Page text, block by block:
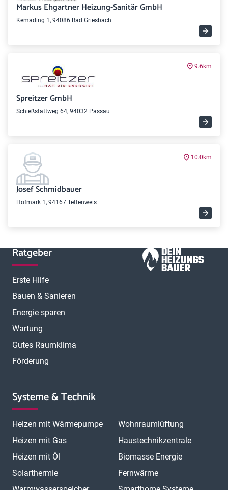
Markus Ehgartner Heizung-Sanitär GmbH
Kemading 1, 94086 Bad Griesbach
9.6km
Spreitzer GmbH
Schießstattweg 64, 94032 Passau
10.0km
Josef Schmidbauer
Hofmark 1, 94167 Tettenweis
Ratgeber
Erste Hilfe
Bauen & Sanieren
Energie sparen
Wartung
Gutes Raumklima
Förderung
Systeme & Technik
Heizen mit Wärmepumpe
Heizen mit Gas
Heizen mit Öl
Solarthermie
Wohnraumlüftung
Haustechnikzentrale
Biomasse Energie
Fernwärme